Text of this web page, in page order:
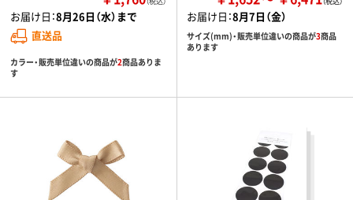
お届け日：8月26日（水）まで
直送品
カラー・販売単位違いの商品が2商品ありま
す
お届け日：8月7日（金）
サイズ(mm)・販売単位違いの商品が3商品
あります